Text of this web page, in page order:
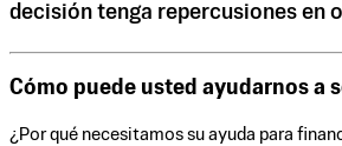
decisión tenga repercusiones en
Cómo puede usted ayudarnos a
¿Por qué necesitamos su ayuda para